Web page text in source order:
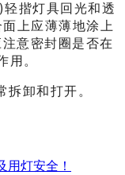
揩灯具回光和透
上应薄薄地涂上
意密封圈是否在
用。
卸和打开。
用灯安全！